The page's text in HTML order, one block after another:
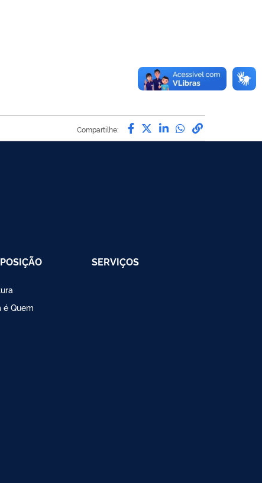
Compartilhe: Compartilhe por
Compartilhe por
Compartilhe por
Compartilhe
link para
é Quem
SERVIÇOS